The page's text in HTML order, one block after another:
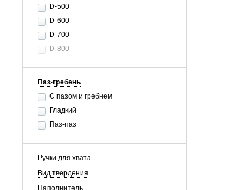
D-500
D-600
D-700
D-800
Паз-гребень
С пазом и гребнем
Гладкий
Паз-паз
Ручки для хвата
Вид твердения
Наполнитель